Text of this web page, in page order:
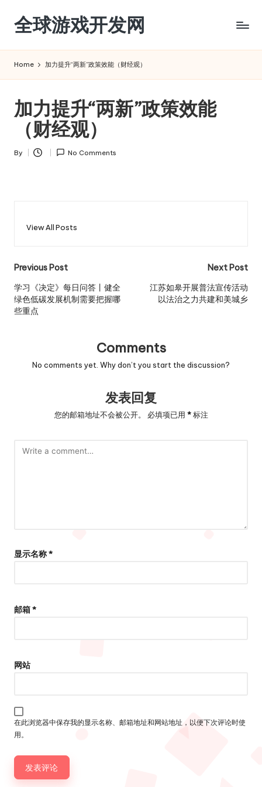
Skip
content
全球游戏开发网
Home 加力提升“两新”政策效能（财经观）
加力提升“两新”政策效能
（财经观）
Posted
By No Comments
View All Posts
Post
navigation
Previous Post
学习《决定》每日问答丨健全
绿色低碳发展机制需要把握哪
些重点
Next Post
江苏如皋开展普法宣传活动
以法治之力共建和美城乡
Comments
No comments yet. Why don’t you start the discussion?
发表回复
您的邮箱地址不会被公开。 必填项已用 *标注
显示名称*
邮箱*
网站
在此浏览器中保存我的显示名称、邮箱地址和网站地址，以便下次评论时使
用。